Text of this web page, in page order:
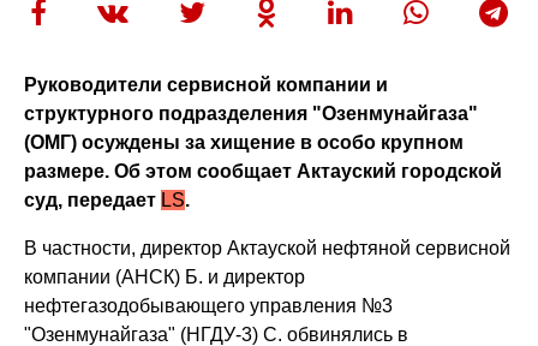
Руководители сервисной компании и
структурного подразделения "Озенмунайгаза"
(ОМГ) осуждены за хищение в особо крупном
размере. Об этом сообщает Актауский городской
суд, передает LS.
В частности, директор Актауской нефтяной сервисной
компании (АНСК) Б. и директор
нефтегазодобывающего управления №3
"Озенмунайгаза" (НГДУ-3) С. обвинялись в